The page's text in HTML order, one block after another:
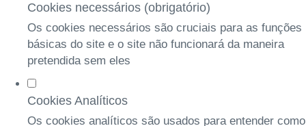
Cookies necessários (obrigatório)
Os cookies necessários são cruciais para as funções
básicas do site e o site não funcionará da maneira
pretendida sem eles
Cookies Analíticos
Os cookies analíticos são usados para entender como